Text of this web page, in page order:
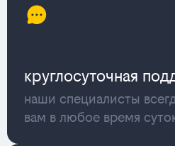
круглосуточная
наши специалисты
вам в любое время